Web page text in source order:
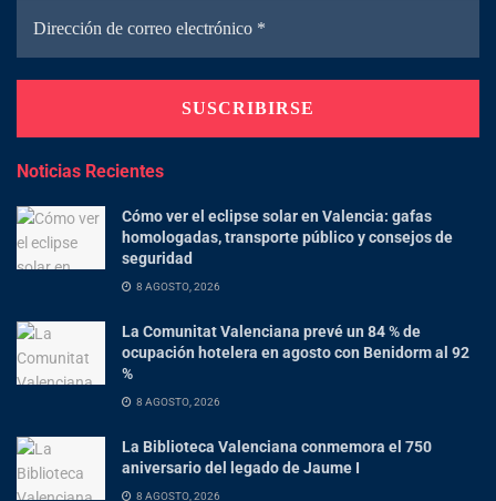
Noticias Recientes
Cómo ver el eclipse solar en Valencia: gafas
homologadas, transporte público y consejos de
seguridad
8 AGOSTO, 2026
La Comunitat Valenciana prevé un 84 % de
ocupación hotelera en agosto con Benidorm al 92
%
8 AGOSTO, 2026
La Biblioteca Valenciana conmemora el 750
aniversario del legado de Jaume I
8 AGOSTO, 2026